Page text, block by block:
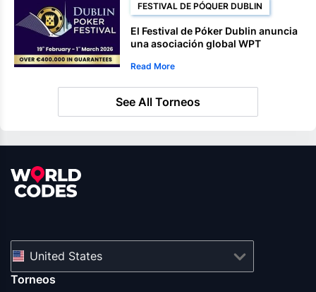
FESTIVAL DE PÓQUER DUBLIN
El Festival de Póker Dublin anuncia
una asociación global WPT
Read More
See All Torneos
United States
Torneos